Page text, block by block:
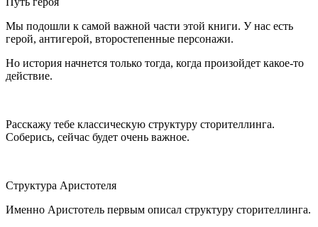
Мы подошли к самой важной части этой книги. У нас есть
герой, антигерой, второстепенные персонажи.
Но история начнется только тогда, когда произойдет какое-то
действие.
Расскажу тебе классическую структуру сторителлинга.
Соберись, сейчас будет очень важное.
Структура Аристотеля
Именно Аристотель первым описал структуру сторителлинга.